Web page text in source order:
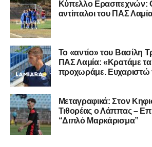
στη Γ’ Εθνική με τον ΠΑΣ Λαμία. Στο
αγωνίστηκε στον Λεβαδειακό, ενώ
της Serie D στην Ιταλία, όπως οι
Cilento και Castrovillari, έχοντας
ποδοσφαιρική του διαδρομή από τον
Τον καλωσορίζουμε στην οικογένεια
του ευχόμαστε υγεία και επιτυχίες.»
Ακολουθήστε τοlamiara.grστο
μαθαίνετε πρώτοι τα κυανόλευκα νέα
Κύπελλο Ερασιτεχνών:
αντίπαλοι του ΠΑΣ
Το «αντίο» του Βασίλη
ΠΑΣ Λαμία: «Κρατάμε τα
προχωράμε. Ευχαριστώ
Μεταγραφικά: Στον
Τιθορέας ο Λάππας –
“Διπλό Μαρκάρισμα”